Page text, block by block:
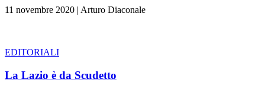
11 novembre 2020 | Arturo Diaconale
EDITORIALI
La Lazio è da Scudetto